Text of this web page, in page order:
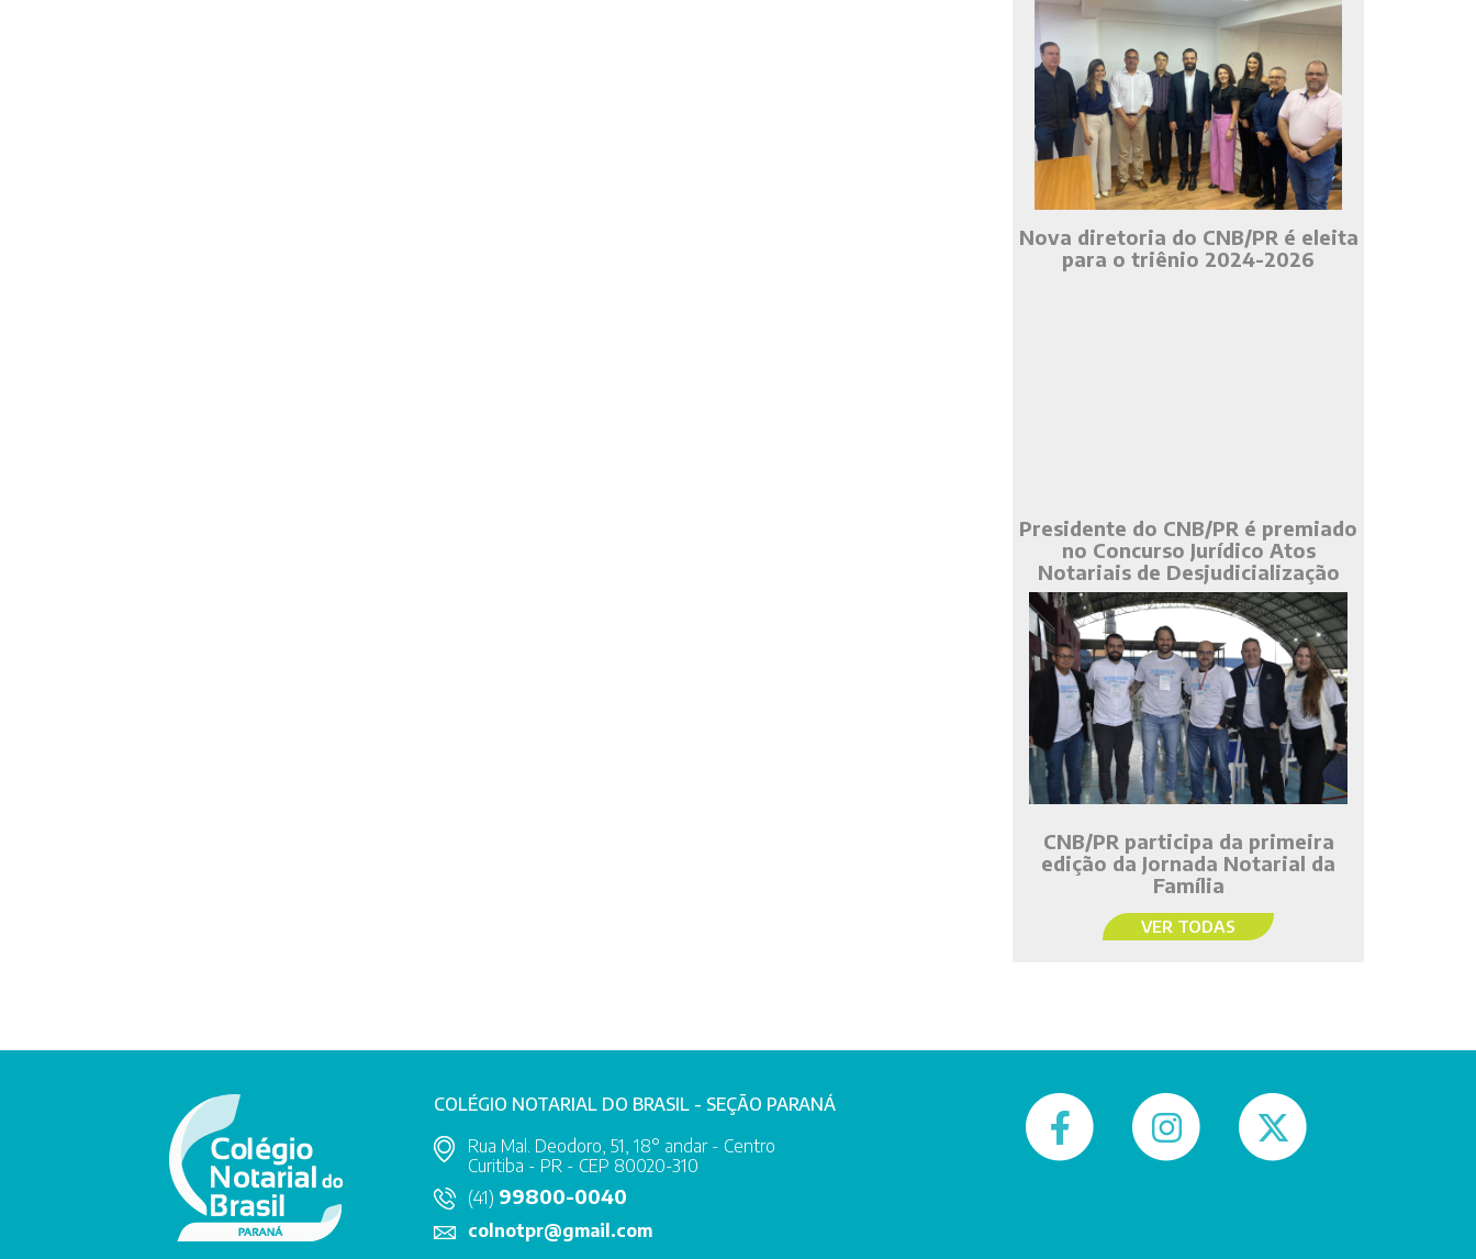
Nova diretoria do CNB/PR é eleita
para o triênio 2024-2026
Presidente do CNB/PR é premiado
no Concurso Jurídico Atos
Notariais de Desjudicialização
CNB/PR participa da primeira
edição da Jornada Notarial da
Família
VER TODAS
COLÉGIO NOTARIAL DO BRASIL - SEÇÃO PARANÁ
Rua Mal. Deodoro, 51, 18° andar - Centro
Curitiba - PR - CEP 80020-310
(41) 99800-0040
colnotpr@gmail.com